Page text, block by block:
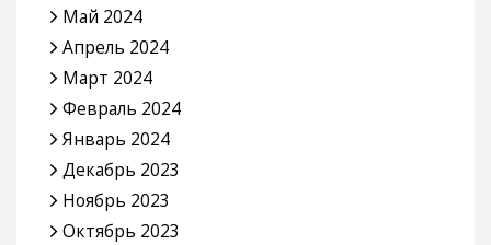
Май 2024
Апрель 2024
Март 2024
Февраль 2024
Январь 2024
Декабрь 2023
Ноябрь 2023
Октябрь 2023